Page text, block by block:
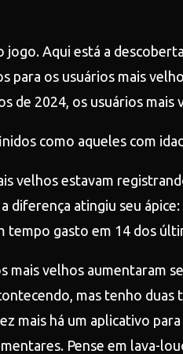
jogo. Aqui está a
para os usuários mais
de 2024, os usuários
como aqueles com
velhos estavam
diferença atingiu seu
tempo gasto em 14 dos
velhos aumentaram
mas tenho
mais há um aplicativo
Pense em lava-